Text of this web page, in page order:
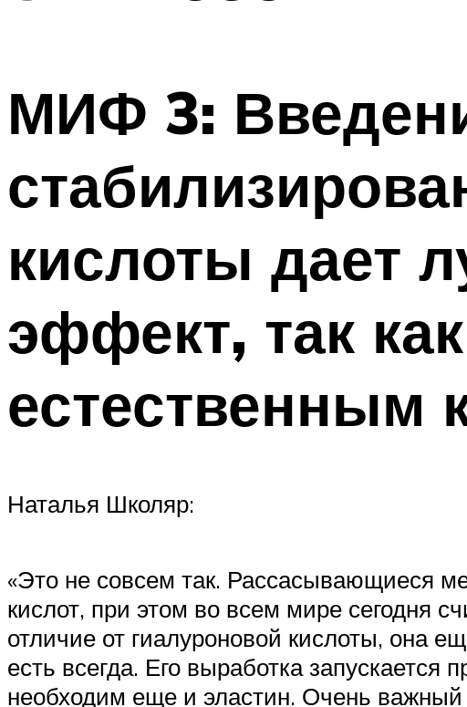
МИФ 3:
кислоты дает
эффект, так
естественным
Наталья Школяр:
«Это не совсем так. Рассасывающиеся
кислот, при этом во всем мире сегодня
отличие от гиалуроновой кислоты, она
есть всегда. Его выработка
необходим еще и эластин. Очень